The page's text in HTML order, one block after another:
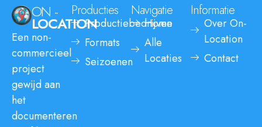
ON -
LOCATION
Een non-
commercieel
project
gewijd aan
het
documenteren
Producties
Productiebedrijven
Formats
Seizoenen
Navigatie
Home
Alle
Locaties
Informatie
Over On-
Location
Contact